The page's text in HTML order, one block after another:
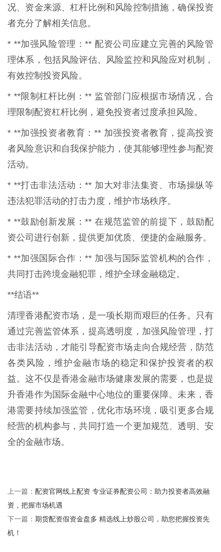
况、资金来源、杠杆比例和风险控制措施，确保投资
者充分了解相关信息。
* **加强风险管理：** 配资公司应建立完善的风险管
理体系，包括风险评估、风险监控和风险应对机制，
有效控制投资风险。
* **限制杠杆比例：** 监管部门应根据市场情况，合
理限制配资杠杆比例，避免投资者过度承担风险。
* **加强投资者教育：** 加强投资者教育，提高投资
者风险意识和自我保护能力，使其能够理性参与配资
活动。
* **打击非法活动：** 加大对非法集资、市场操纵等
违法犯罪活动的打击力度，维护市场秩序。
* **鼓励创新发展：** 在规范监管的前提下，鼓励配
资公司进行创新，提供更加优质、便捷的金融服务。
* **加强国际合作：** 加强与国际监管机构的合作，
共同打击跨境金融犯罪，维护全球金融稳定。
**结语**
清理香港配资市场，是一项长期而艰巨的任务。只有
通过完善监管体系，提高透明度，加强风险管理，打
击非法活动，才能引导配资市场走向合规经营，防范
各类风险，维护金融市场的稳定和保护投资者的权
益。这不仅是香港金融市场健康发展的需要，也是提
升香港作为国际金融中心地位的重要保障。未来，香
港需要持续加强监管，优化市场环境，吸引更多合规
经营的机构参与，共同打造一个更加规范、透明、安
全的金融市场。
上一篇： 配资官网线上配资 专业证券配资公司：助力投资者高效融
资，把握市场机遇
下一篇： 期货配资假资金盘多 精选线上炒股公司，助您把握投资先
机！